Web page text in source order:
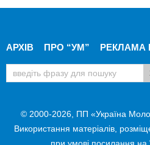
АРХІВ ПРО “УМ” РЕКЛАМА
© 2000-2026, ПП «Україна
Використання матеріалів,